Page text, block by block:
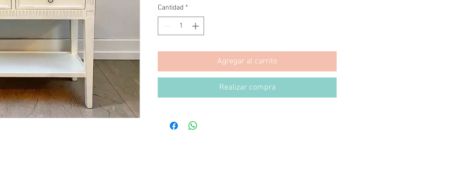
Cantidad *
Agregar al carrito
Realizar compra